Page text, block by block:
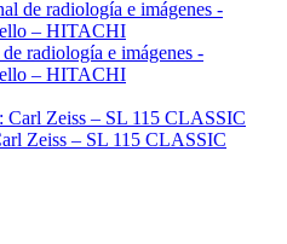
radiología e imágenes -
– HITACHI
Zeiss – SL 115 CLASSIC